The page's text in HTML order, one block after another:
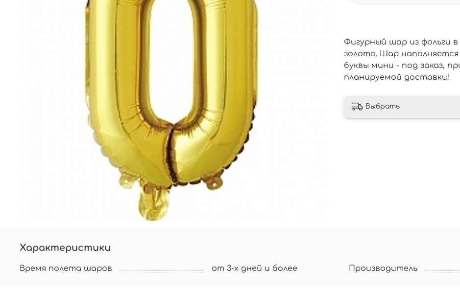
Фигурный шар из фольги
золото. Шар
буквы мини - под заказ,
планируемой доставки!
Выбрать
Характеристики
Время полета шаров от 3-х дней и более Производитель